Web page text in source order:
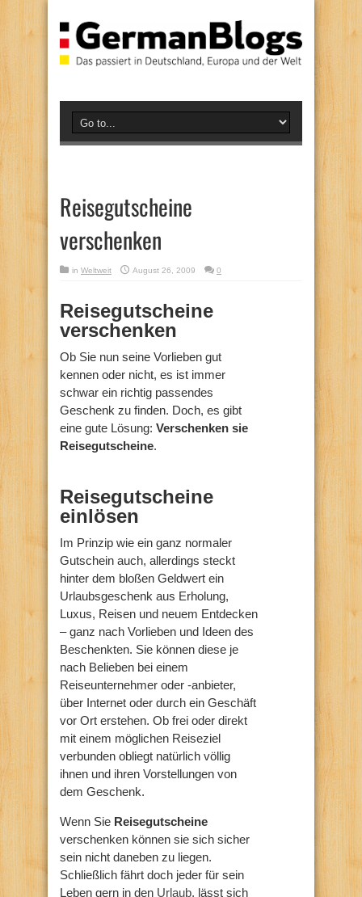
Reisegutscheine
verschenken
in Weltweit August 26, 2009 0
Reisegutscheine
verschenken
Ob Sie nun seine Vorlieben gut
kennen oder nicht, es ist immer
schwar ein richtig passendes
Geschenk zu finden. Doch, es gibt
eine gute Lösung: Verschenken sie
Reisegutscheine.
Reisegutscheine
einlösen
Im Prinzip wie ein ganz normaler
Gutschein auch, allerdings steckt
hinter dem bloßen Geldwert ein
Urlaubsgeschenk aus Erholung,
Luxus, Reisen und neuem Entdecken
– ganz nach Vorlieben und Ideen des
Beschenkten. Sie können diese je
nach Belieben bei einem
Reiseunternehmer oder -anbieter,
über Internet oder durch ein Geschäft
vor Ort erstehen. Ob frei oder direkt
mit einem möglichen Reiseziel
verbunden obliegt natürlich völlig
ihnen und ihren Vorstellungen von
dem Geschenk.
Wenn Sie Reisegutscheine
verschenken können sie sich sicher
sein nicht daneben zu liegen.
Schließlich fährt doch jeder für sein
Leben gern in den Urlaub, lässt sich